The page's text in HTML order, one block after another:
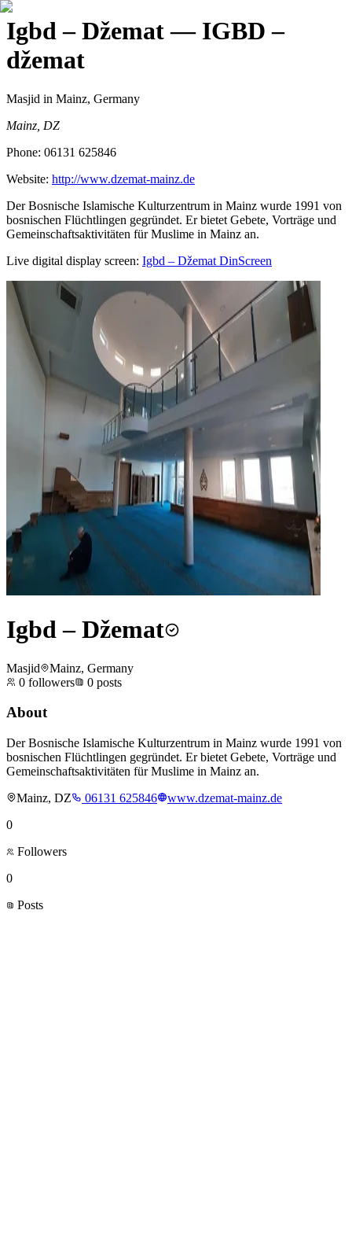
Igbd – Džemat— IGBD –
džemat
Masjid in Mainz, Germany
Mainz, DZ
Phone: 06131 625846
Website: http://www.dzemat-mainz.de
Der Bosnische Islamische Kulturzentrum in Mainz wurde 1991 von
bosnischen Flüchtlingen gegründet. Er bietet Gebete, Vorträge und
Gemeinschaftsaktivitäten für Muslime in Mainz an.
Live digital display screen: Igbd – Džemat DinScreen
Igbd – Džemat
Masjid
Mainz, Germany
0 followers 0 posts
About
Der Bosnische Islamische Kulturzentrum in Mainz wurde 1991 von
bosnischen Flüchtlingen gegründet. Er bietet Gebete, Vorträge und
Gemeinschaftsaktivitäten für Muslime in Mainz an.
Mainz, DZ
06131 625846
www.dzemat-mainz.de
0
Followers
0
Posts